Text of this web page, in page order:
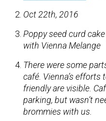
Oct 22th, 2016
Poppy seed curd
with Vienna Melange
There were some
café. Vienna’s efforts
friendly are visible.
parking, but wasn’t
brommies with us.